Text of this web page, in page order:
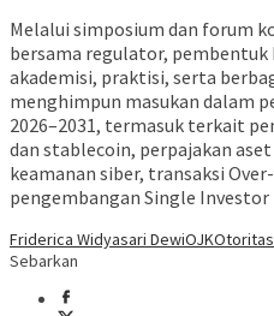
Melalui simposium dan forum
bersama regulator,
akademisi, praktisi, serta
menghimpun masukan dalam
2026–2031, termasuk terkait
dan stablecoin, perpajakan
keamanan siber, transaksi
pengembangan Single
Friderica Widyasari DewiOJKOtoritas
Sebarkan